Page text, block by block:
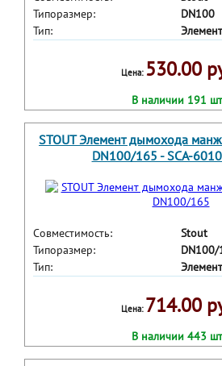
Типоразмер:
DN100
Тип:
Цена: 530.00
В наличии 191
STOUT Элемент дымохода
DN100/165 - SCA-
Совместимость:
Stout
Типоразмер:
DN100/
Тип:
Цена: 714.00
В наличии 443